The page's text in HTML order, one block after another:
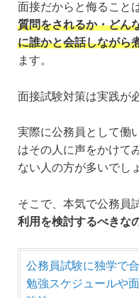
面接だからと侮ること
質問をされるか・どん
に誰かと会話しながら
ます。
面接試験対策は実践が
実際に公務員として働
はその人に声をかけて
ない人の方が多いでし
そこで、本気で公務員
利用を検討するべきな
公務員試験に独学で
勉強スケジュールや